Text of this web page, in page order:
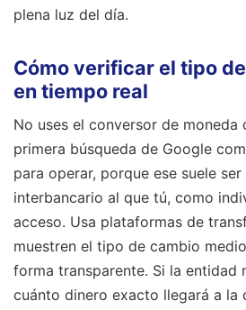
plena luz del día.
Cómo verificar el tipo
en tiempo real
No uses el conversor de moneda
primera búsqueda de Google
para operar, porque ese suele
interbancario al que tú, como
acceso. Usa plataformas de
muestren el tipo de cambio
forma transparente. Si la entidad
cuánto dinero exacto llegará a la